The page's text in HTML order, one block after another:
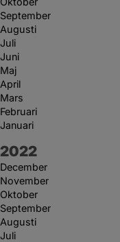
September
Augusti
Juli
Juni
Maj
April
Mars
Februari
Januari
År:
2022
December
November
Oktober
September
Augusti
Juli